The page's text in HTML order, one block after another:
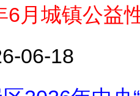
6月城镇公益
06-18